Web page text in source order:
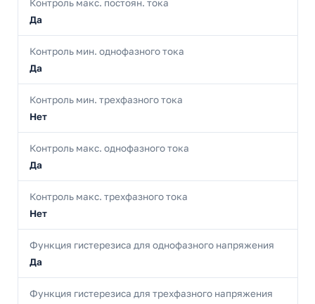
Контроль макс. постоян. тока
Да
Контроль мин. однофазного тока
Да
Контроль мин. трехфазного тока
Нет
Контроль макс. однофазного тока
Да
Контроль макс. трехфазного тока
Нет
Функция гистерезиса для однофазного напряжения
Да
Функция гистерезиса для трехфазного напряжения